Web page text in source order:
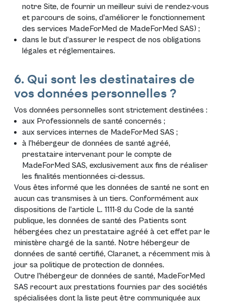
notre Site, de fournir un meilleur suivi de rendez-vous
et parcours de soins, d’améliorer le fonctionnement
des services MadeForMed de MadeForMed SAS) ;
dans le but d’assurer le respect de nos obligations
légales et réglementaires.
6. Qui sont les destinataires de
vos données personnelles ?
Vos données personnelles sont strictement destinées :
aux Professionnels de santé concernés ;
aux services internes de MadeForMed SAS ;
à l’hébergeur de données de santé agréé,
prestataire intervenant pour le compte de
MadeForMed SAS, exclusivement aux fins de réaliser
les finalités mentionnées ci-dessus.
Vous êtes informé que les données de santé ne sont en
aucun cas transmises à un tiers. Conformément aux
dispositions de l’article L. 1111-8 du Code de la santé
publique, les données de santé des Patients sont
hébergées chez un prestataire agréé à cet effet par le
ministère chargé de la santé. Notre hébergeur de
données de santé certifié, Claranet, a récemment mis à
jour sa politique de protection de données.
Outre l’hébergeur de données de santé, MadeForMed
SAS recourt aux prestations fournies par des sociétés
spécialisées dont la liste peut être communiquée aux